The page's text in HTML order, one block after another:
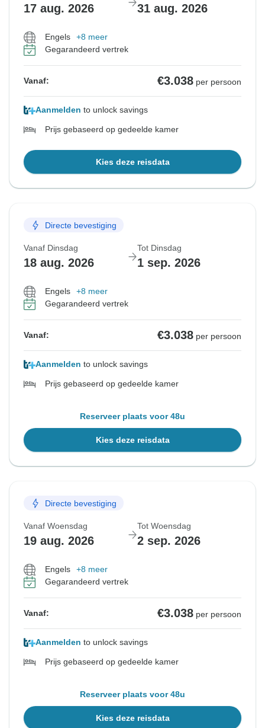
17 aug. 2026 31 aug. 2026
Engels
+8 meer
Gegarandeerd vertrek
Vanaf: €3.038 per persoon
Aanmelden to unlock savings
Prijs gebaseerd op gedeelde kamer
Kies deze reisdata
Directe bevestiging
Vanaf Dinsdag
18 aug. 2026
Tot Dinsdag
1 sep. 2026
Engels
+8 meer
Gegarandeerd vertrek
Vanaf: €3.038 per persoon
Aanmelden to unlock savings
Prijs gebaseerd op gedeelde kamer
Reserveer plaats voor 48u
Kies deze reisdata
Directe bevestiging
Vanaf Woensdag
19 aug. 2026
Tot Woensdag
2 sep. 2026
Engels
+8 meer
Gegarandeerd vertrek
Vanaf: €3.038 per persoon
Aanmelden to unlock savings
Prijs gebaseerd op gedeelde kamer
Reserveer plaats voor 48u
Kies deze reisdata